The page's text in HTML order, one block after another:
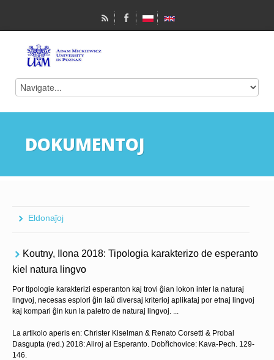
DOKUMENTOJ
Eldonaĵoj
Koutny, Ilona 2018: Tipologia karakterizo de esperanto
kiel natura lingvo
Por tipologie karakterizi esperanton kaj trovi ĝian lokon inter la naturaj
lingvoj, necesas esplori ĝin laŭ diversaj kriterioj aplikataj por etnaj lingvoj
kaj kompari ĝin kun la paletro de naturaj lingvoj. ...
La artikolo aperis en: Christer Kiselman & Renato Corsetti & Probal
Dasgupta (red.) 2018: Aliroj al Esperanto. Dobřichovice: Kava-Pech. 129-
146.